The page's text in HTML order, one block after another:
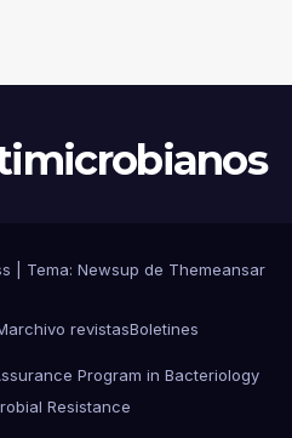
Tema: Newsup de Themeansar
archivo revistasBoletines
Program in Bacteriology
Resistance